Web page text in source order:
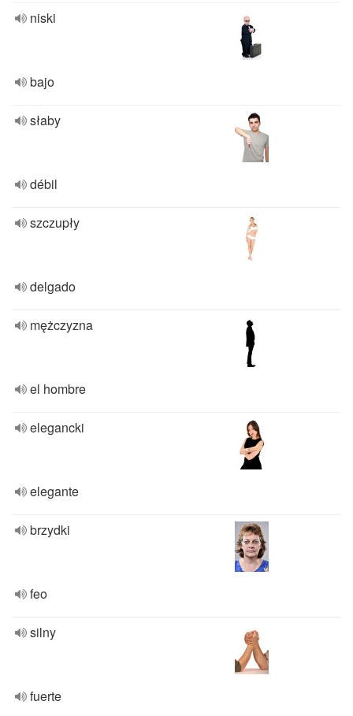
niski
bajo
słaby
débil
szczupły
delgado
mężczyzna
el hombre
elegancki
elegante
brzydki
feo
silny
fuerte